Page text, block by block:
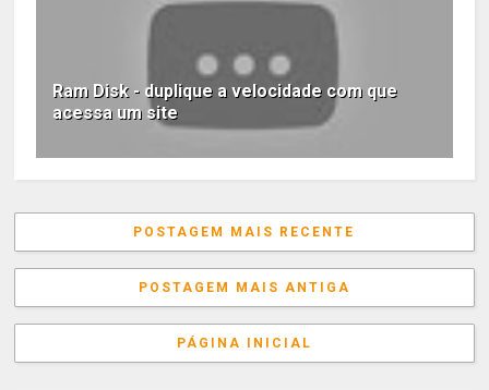
Ram Disk - duplique a velocidade com que
acessa um site
POSTAGEM MAIS RECENTE
POSTAGEM MAIS ANTIGA
PÁGINA INICIAL